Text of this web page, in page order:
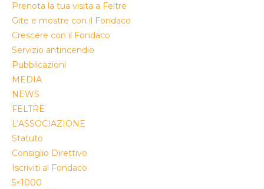
Prenota la tua visita a Feltre
Gite e mostre con il Fondaco
Crescere con il Fondaco
Servizio antincendio
Pubblicazioni
MEDIA
NEWS
FELTRE
L’ASSOCIAZIONE
Statuto
Consiglio Direttivo
Iscriviti al Fondaco
5×1000